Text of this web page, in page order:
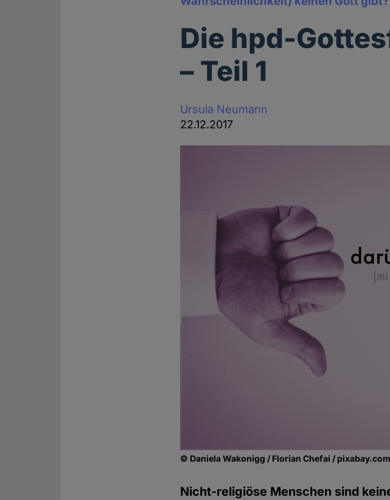
Die hpd-
– Teil 1
Ursula Neumann
22.12.2017
© Daniela Wakonigg / Florian Chefai /
Nicht-religiöse Menschen sind